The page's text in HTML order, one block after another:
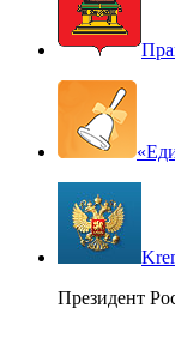
Президент